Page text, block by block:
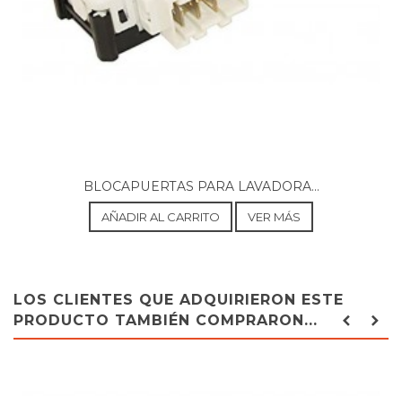
BLOCAPUERTAS PARA LAVADORA...
AÑADIR AL CARRITO VER MÁS
LOS CLIENTES QUE ADQUIRIERON ESTE
PRODUCTO TAMBIÉN COMPRARON...